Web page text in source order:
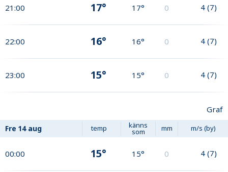
21:00 17° 17° 0 4 (7)
22:00 16° 16° 0 4 (7)
23:00 15° 15° 0 4 (7)
Graf
Fre 14 aug temp känns
som mm m/s (by)
00:00 15° 15° 0 4 (7)